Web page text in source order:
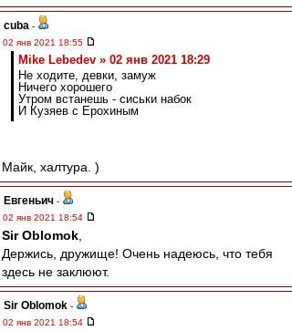
cuba -
02 янв 2021 18:55
Mike Lebedev » 02 янв 2021 18:29
Не ходите, девки, замуж
Ничего хорошего
Утром встанешь - сиськи набок
И Кузяев с Ерохиным
Майк, халтура. )
Евгеньич -
02 янв 2021 18:54
Sir Oblomok
Держись, дружище! Очень надеюсь, что тебя
здесь не заклюют.
Sir Oblomok -
02 янв 2021 18:54